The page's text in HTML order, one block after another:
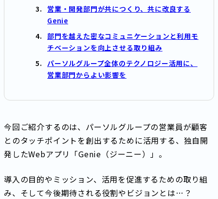
営業・開発部門が共につくり、共に改良する
Genie
部門を越えた密なコミュニケーションと利用モ
チベーションを向上させる取り組み
パーソルグループ全体のテクノロジー活用に、
営業部門からよい影響を
今回ご紹介するのは、パーソルグループの営業員が顧客
とのタッチポイントを創出するために活用する、独自開
発したWebアプリ「Genie（ジーニー）」。
導入の目的やミッション、活用を促進するための取り組
み、そして今後期待される役割やビジョンとは…？